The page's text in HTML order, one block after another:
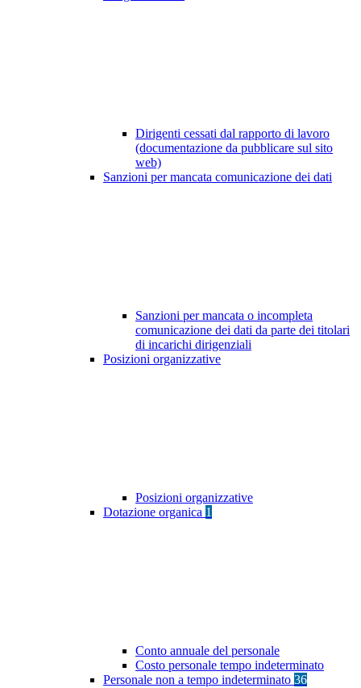
Dirigenti cessati dal rapporto di lavoro
(documentazione da pubblicare sul sito
web)
Sanzioni per mancata comunicazione dei dati
Sanzioni per mancata o incompleta
comunicazione dei dati da parte dei titolari
di incarichi dirigenziali
Posizioni organizzative
Posizioni organizzative
Dotazione organica 1
Conto annuale del personale
Costo personale tempo indeterminato
Personale non a tempo indeterminato 36